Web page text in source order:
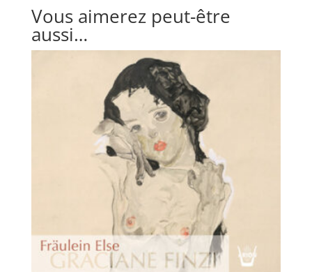
Vous aimerez peut-être
aussi…